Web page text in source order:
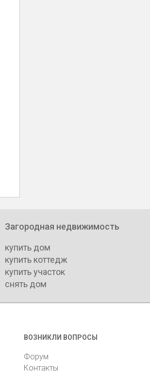
Загородная недвижимость
купить дом
купить коттедж
купить участок
снять дом
ВОЗНИКЛИ ВОПРОСЫ
Форум
Контакты